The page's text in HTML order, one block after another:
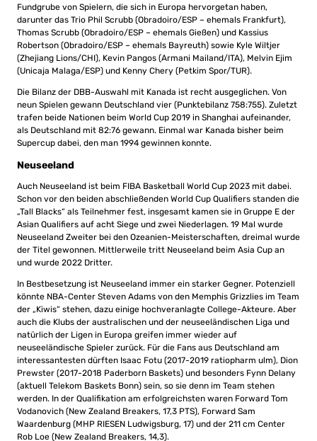
Fundgrube von Spielern, die sich in Europa hervorgetan haben,
darunter das Trio Phil Scrubb (Obradoiro/ESP – ehemals Frankfurt),
Thomas Scrubb (Obradoiro/ESP – ehemals Gießen) und Kassius
Robertson (Obradoiro/ESP – ehemals Bayreuth) sowie Kyle Wiltjer
(Zhejiang Lions/CHI), Kevin Pangos (Armani Mailand/ITA), Melvin Ejim
(Unicaja Malaga/ESP) und Kenny Chery (Petkim Spor/TUR).
Die Bilanz der DBB-Auswahl mit Kanada ist recht ausgeglichen. Von
neun Spielen gewann Deutschland vier (Punktebilanz 758:755). Zuletzt
trafen beide Nationen beim World Cup 2019 in Shanghai aufeinander,
als Deutschland mit 82:76 gewann. Einmal war Kanada bisher beim
Supercup dabei, den man 1994 gewinnen konnte.
Neuseeland
Auch Neuseeland ist beim FIBA Basketball World Cup 2023 mit dabei.
Schon vor den beiden abschließenden World Cup Qualifiers standen die
„Tall Blacks“ als Teilnehmer fest, insgesamt kamen sie in Gruppe E der
Asian Qualifiers auf acht Siege und zwei Niederlagen. 19 Mal wurde
Neuseeland Zweiter bei den Ozeanien-Meisterschaften, dreimal wurde
der Titel gewonnen. Mittlerweile tritt Neuseeland beim Asia Cup an
und wurde 2022 Dritter.
In Bestbesetzung ist Neuseeland immer ein starker Gegner. Potenziell
könnte NBA-Center Steven Adams von den Memphis Grizzlies im Team
der „Kiwis“ stehen, dazu einige hochveranlagte College-Akteure. Aber
auch die Klubs der australischen und der neuseeländischen Liga und
natürlich der Ligen in Europa greifen immer wieder auf
neuseeländische Spieler zurück. Für die Fans aus Deutschland am
interessantesten dürften Isaac Fotu (2017-2019 ratiopharm ulm), Dion
Prewster (2017-2018 Paderborn Baskets) und besonders Fynn Delany
(aktuell Telekom Baskets Bonn) sein, so sie denn im Team stehen
werden. In der Qualifikation am erfolgreichsten waren Forward Tom
Vodanovich (New Zealand Breakers, 17,3 PTS), Forward Sam
Waardenburg (MHP RIESEN Ludwigsburg, 17) und der 211 cm Center
Rob Loe (New Zealand Breakers, 14,3).